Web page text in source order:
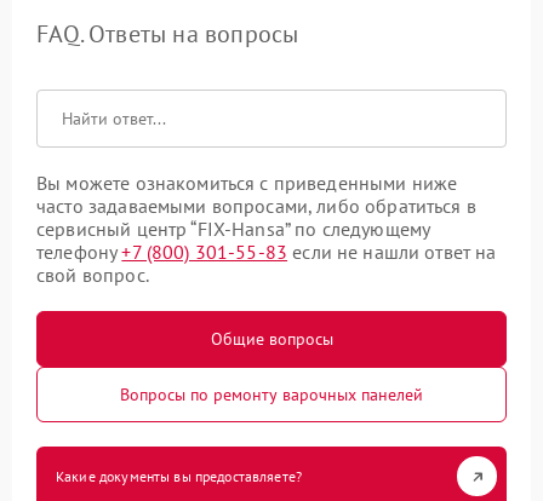
FAQ. Ответы на вопросы
Вы можете ознакомиться с приведенными ниже
часто задаваемыми вопросами, либо обратиться в
сервисный центр “FIX-Hansa” по следующему
телефону+7 (800) 301-55-83 если не нашли ответ на
свой вопрос.
Общие вопросы
Вопросы по ремонту варочных панелей
Какие документы вы предоставляете?